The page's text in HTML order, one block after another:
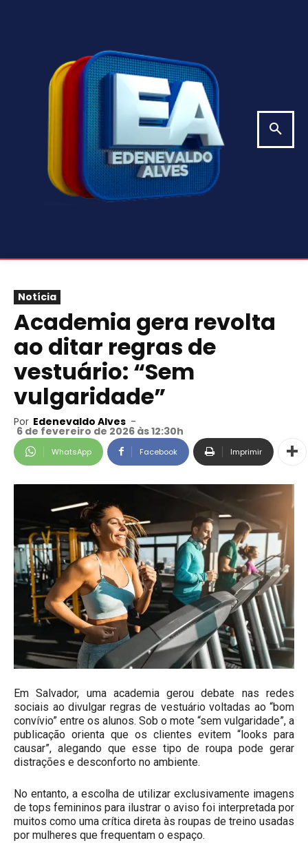
Notícia
Academia gera revolta
ao ditar regras de
vestuário: “Sem
vulgaridade”
Por Edenevaldo Alves -
6 de fevereiro de 2026 às 12:30h
WhatsApp Facebook Imprimir
Em Salvador, uma academia gerou debate nas redes
sociais ao divulgar regras de vestuário voltadas ao “bom
convívio” entre os alunos. Sob o mote “sem vulgaridade”, a
publicação orienta que os clientes evitem “looks para
causar”, alegando que esse tipo de roupa pode gerar
distrações e desconforto no ambiente.
No entanto, a escolha de utilizar exclusivamente imagens
de tops femininos para ilustrar o aviso foi interpretada por
muitos como uma crítica direta às roupas de treino usadas
por mulheres que frequentam o espaço.